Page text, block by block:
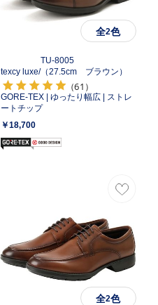
全2色
texcy luxe/
TU-8005
（27.5cm ブラウン）
（61）
GORE-TEX | ゆったり幅広 | ストレ
ートチップ
￥18,700
全2色